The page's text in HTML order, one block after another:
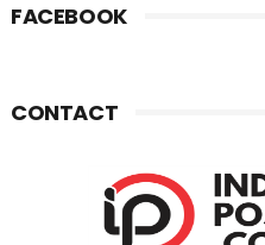
FACEBOOK
CONTACT